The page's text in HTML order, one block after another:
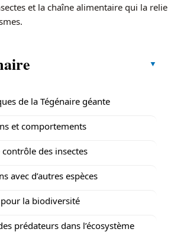
et la chaîne alimentaire qui la relie
de la Tégénaire géante
et comportements
contrôle des insectes
avec d’autres espèces
la biodiversité
prédateurs dans l’écosystème